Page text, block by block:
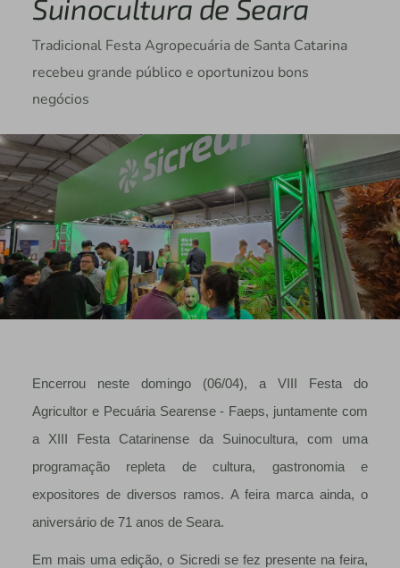
Suinocultura de Seara
Tradicional Festa Agropecuária de Santa Catarina
recebeu grande público e oportunizou bons
negócios
Encerrou neste domingo (06/04), a VIII Festa do
Agricultor e Pecuária Searense - Faeps, juntamente com
a XIII Festa Catarinense da Suinocultura, com uma
programação repleta de cultura, gastronomia e
expositores de diversos ramos. A feira marca ainda, o
aniversário de 71 anos de Seara.
Em mais uma edição, o Sicredi se fez presente na feira,